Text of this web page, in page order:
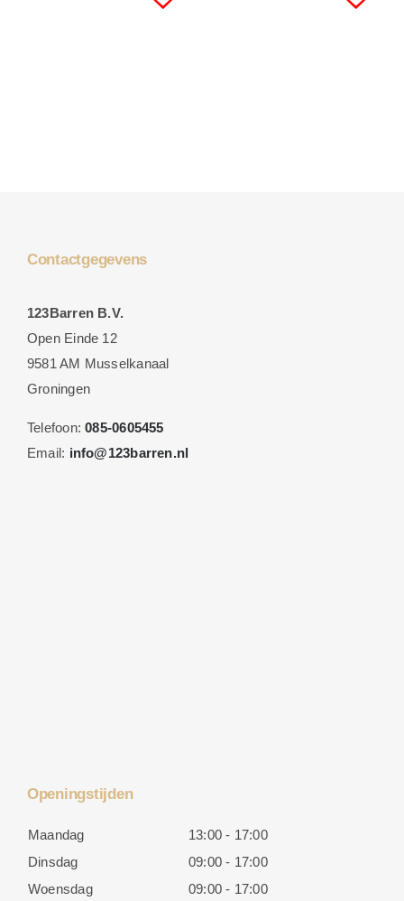
Contactgegevens
123Barren B.V.
Open Einde 12
9581 AM Musselkanaal
Groningen
Telefoon:085-0605455
Email: info@123barren.nl
Openingstijden
Maandag
13:00 - 17:00
Dinsdag
09:00 - 17:00
Woensdag
09:00 - 17:00